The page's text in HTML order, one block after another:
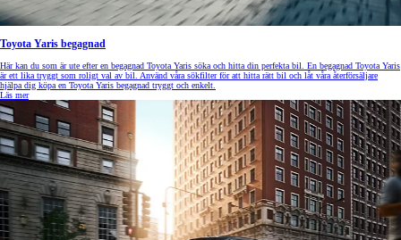
Toyota Yaris begagnad
Här kan du som är ute efter en begagnad Toyota Yaris söka och hitta din perfekta bil. En begagnad Toyota Yaris
är ett lika tryggt som roligt val av bil. Använd våra sökfilter för att hitta rätt bil och låt våra återförsäljare
hjälpa dig köpa en Toyota Yaris begagnad tryggt och enkelt.
Läs mer